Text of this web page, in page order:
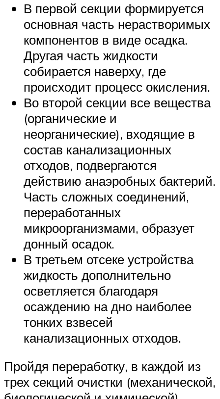
В первой секции формируется
основная часть нерастворимых
компонентов в виде осадка.
Другая часть жидкости
собирается наверху, где
происходит процесс окисления.
Во второй секции все вещества
(органические и
неорганические), входящие в
состав канализационных
отходов, подвергаются
действию анаэробных бактерий.
Часть сложных соединений,
переработанных
микроорганизмами, образует
донный осадок.
В третьем отсеке устройства
жидкость дополнительно
осветляется благодаря
осаждению на дно наиболее
тонких взвесей
канализационных отходов.
Пройдя переработку, в каждой из
трех секций очистки (механической,